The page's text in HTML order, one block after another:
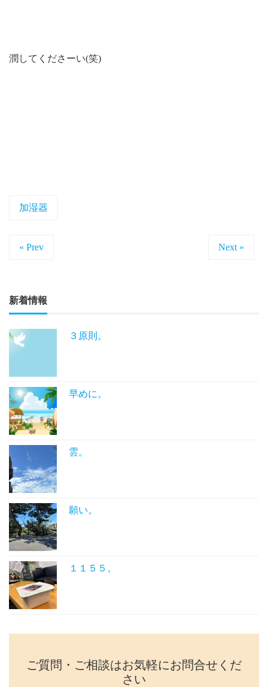
潤してくださーい(笑)
加湿器
« Prev Next »
新着情報
３原則。
早めに。
雲。
願い。
１１５５。
ご質問・ご相談はお気軽にお問合せくだ
さい